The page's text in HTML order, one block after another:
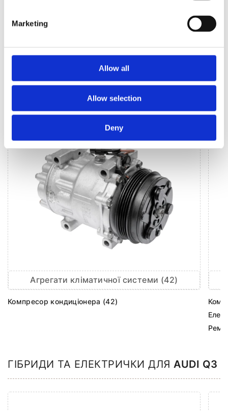
Marketing
Allow all
Allow selection
Deny
КЛІМАТИЗАЦІЯ ДЛЯAUDI Q3
Агрегати кліматичної системи (42)
Компресор кондиціонера (42)
ГІБРИДИ ТА ЕЛЕКТРИЧКИ ДЛЯ AUDI Q3